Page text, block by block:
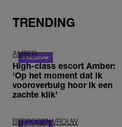
TRENDING
AMBER
High-class escort Amber:
‘Op het moment dat ik
vooroverbuig hoor ik een
zachte klik’
BEDROGEN VROUW